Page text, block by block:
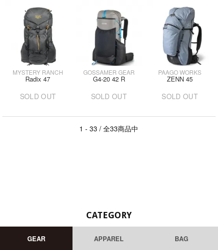
MYSTERY RANCH
Radix 47
SOLD OUT
GOSSAMER GEAR
G4-20 42 R
SOLD OUT
PAAGO WORKS
ZENN 45
SOLD OUT
1 - 33 / 全33商品中
CATEGORY
GEAR APPAREL BAG